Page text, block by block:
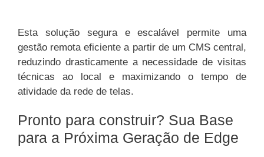
Esta solução segura e escalável permite uma
gestão remota eficiente a partir de um CMS central,
reduzindo drasticamente a necessidade de visitas
técnicas ao local e maximizando o tempo de
atividade da rede de telas.
Pronto para construir? Sua Base
para a Próxima Geração de Edge